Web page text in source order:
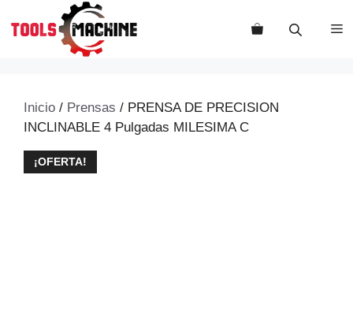
Inicio / Prensas / PRENSA DE PRECISION
INCLINABLE 4 Pulgadas MILESIMA C
¡OFERTA!